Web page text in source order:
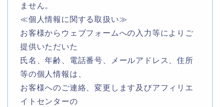
ません。
≪個人情報に関する取扱い≫
お客様からウェブフォームへの入力等によりご
提供いただいた
氏名、年齢、電話番号、メールアドレス、住所
等の個人情報は、
お客様へのご連絡、変更します及びアフィリエ
イトセンターの